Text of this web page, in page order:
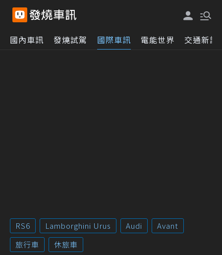
國內車訊 發燒試駕 國際車訊 電能世界 交通新訊
RS6 Lamborghini Urus Audi
Avant
旅行車
休旅車